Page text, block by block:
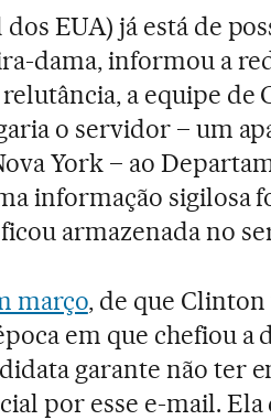
EUA) já está de
dama, informou a
a equipe de
o servidor – um
York – ao
informação sigilosa
armazenada no
março, de que Clinton
em que chefiou a
garante não ter
por esse e-mail. Ela